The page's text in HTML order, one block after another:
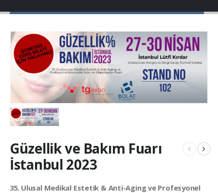
Güzellik ve Bakım Fuarı
İstanbul 2023
35. Ulusal Medikal Estetik & Anti-Aging ve Profesyonel